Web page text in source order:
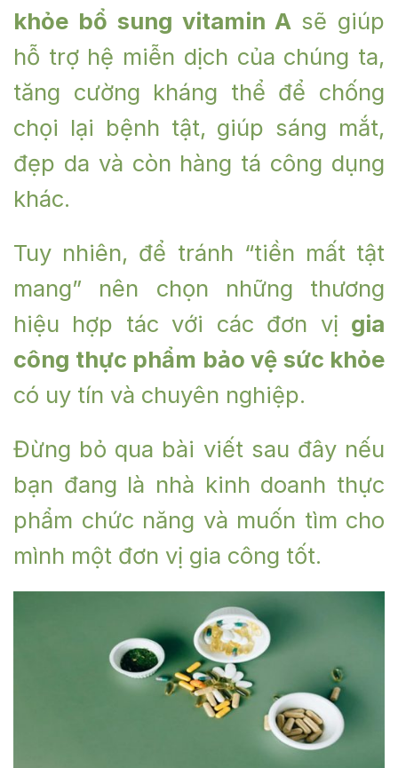
khỏe bổ sung vitamin A sẽ giúp
hỗ trợ hệ miễn dịch của chúng ta,
tăng cường kháng thể để chống
chọi lại bệnh tật, giúp sáng mắt,
đẹp da và còn hàng tá công dụng
khác.
Tuy nhiên, để tránh “tiền mất tật
mang” nên chọn những thương
hiệu hợp tác với các đơn vị gia
công thực phẩm bảo vệ sức khỏe
có uy tín và chuyên nghiệp.
Đừng bỏ qua bài viết sau đây nếu
bạn đang là nhà kinh doanh thực
phẩm chức năng và muốn tìm cho
mình một đơn vị gia công tốt.